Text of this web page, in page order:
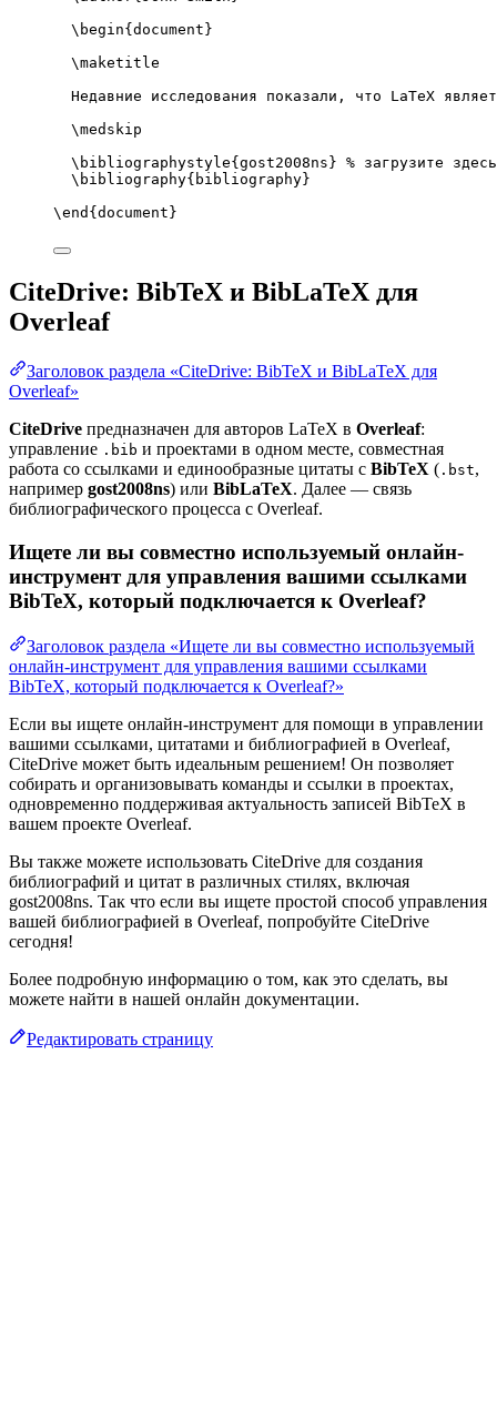
\begin{ document }
\maketitle
Недавние исследования показали, что LaTeX
\medskip
\bibliographystyle{gost2008ns} % загрузите
\bibliography{bibliography}
\end { document }
CiteDrive: BibTeX и BibLaTeX для
Overleaf
Заголовок раздела «CiteDrive: BibTeX и BibLaTeX для
Overleaf»
CiteDrive предназначен для авторов LaTeX в Overleaf:
управление .bib и проектами в одном месте, совместная
работа со ссылками и единообразные цитаты с BibTeX ( .bst,
например gost2008ns) или BibLaTeX. Далее — связь
библиографического процесса с Overleaf.
Ищете ли вы совместно используемый онлайн-
инструмент для управления вашими ссылками
BibTeX, который подключается к Overleaf?
Заголовок раздела «Ищете ли вы совместно используемый
онлайн-инструмент для управления вашими ссылками
BibTeX, который подключается к Overleaf?»
Если вы ищете онлайн-инструмент для помощи в управлении
вашими ссылками, цитатами и библиографией в Overleaf,
CiteDrive может быть идеальным решением! Он позволяет
собирать и организовывать команды и ссылки в проектах,
одновременно поддерживая актуальность записей BibTeX в
вашем проекте Overleaf.
Вы также можете использовать CiteDrive для создания
библиографий и цитат в различных стилях, включая
gost2008ns. Так что если вы ищете простой способ управления
вашей библиографией в Overleaf, попробуйте CiteDrive
сегодня!
Более подробную информацию о том, как это сделать, вы
можете найти в нашей онлайн документации.
Редактировать страницу